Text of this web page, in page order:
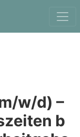
w/d) –
b